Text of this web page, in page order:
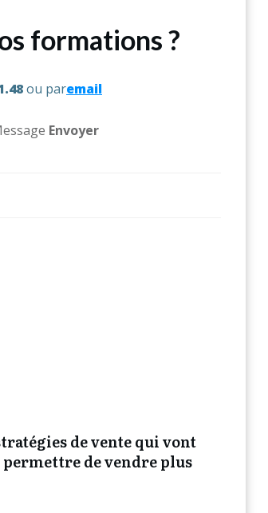
formations ?
ou paremail
Envoyer
de vente qui vont
permettre de vendre plus